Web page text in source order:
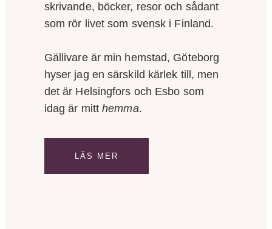
skrivande, böcker, resor och sådant
som rör livet som svensk i Finland.
Gällivare är min hemstad, Göteborg
hyser jag en särskild kärlek till, men
det är Helsingfors och Esbo som
idag är mitthemma.
LÄS MER